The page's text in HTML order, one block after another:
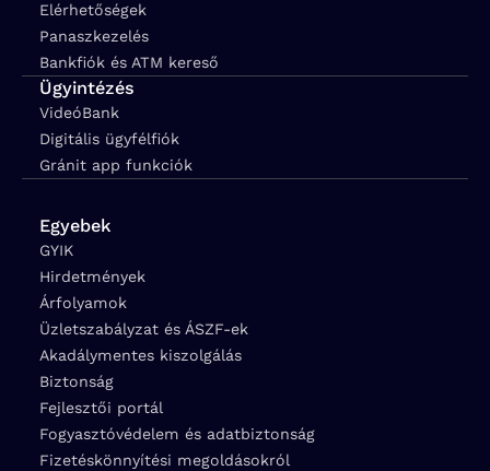
Elérhetőségek
Panaszkezelés
Bankfiók és ATM kereső
Ügyintézés
VideóBank
Digitális ügyfélfiók
Gránit app funkciók
Egyebek
GYIK
Hirdetmények
Árfolyamok
Üzletszabályzat és ÁSZF-ek
Akadálymentes kiszolgálás
Biztonság
Fejlesztői portál
Fogyasztóvédelem és adatbiztonság
Fizetéskönnyítési megoldásokról